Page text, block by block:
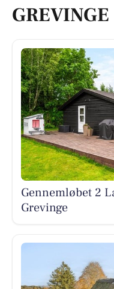
GREVINGE
Gennemløbet 2
Grevinge